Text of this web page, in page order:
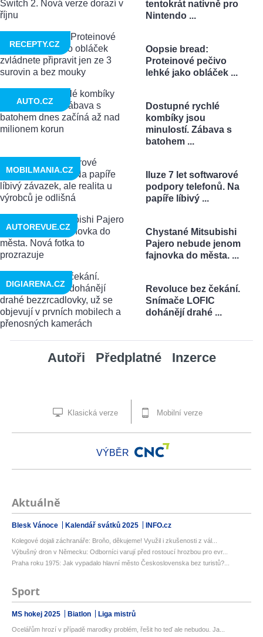
tentokrát nativně pro
Nintendo ...
Oopsie bread:
Proteinové pečivo
lehké jako obláček ...
RECEPTY.CZ
Dostupné rychlé
kombíky jsou
minulostí. Zábava s
batohem ...
AUTO.CZ
Iluze 7 let softwarové
podpory telefonů. Na
papíře líbivý ...
MOBILMANIA.CZ
Chystané Mitsubishi
Pajero nebude jenom
fajnovka do města. ...
AUTOREVUE.CZ
Revoluce bez čekání.
Snímače LOFIC
dohánějí drahé ...
DIGIARENA.CZ
Autoři Předplatné Inzerce
Klasická verze Mobilní verze
VÝBĚR
Aktuálně
Blesk Vánoce Kalendář svátků 2025 INFO.cz
Kolegové dojali záchranáře: Broňo, děkujeme! Využil i zkušenosti z vál...
Výbušný dron v Německu: Odborníci varují před rostoucí hrozbou pro evr...
Praha roku 1975: Jak vypadalo hlavní město Československa bez turistů?...
Sport
MS hokej 2025 Biatlon Liga mistrů
Ocelářům hrozí v případě marodky problém, řešit ho teď ale nebudou. Ja...